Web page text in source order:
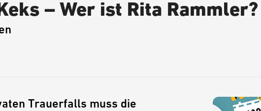
– Wer ist Rita Rammler?
Trauerfalls muss die